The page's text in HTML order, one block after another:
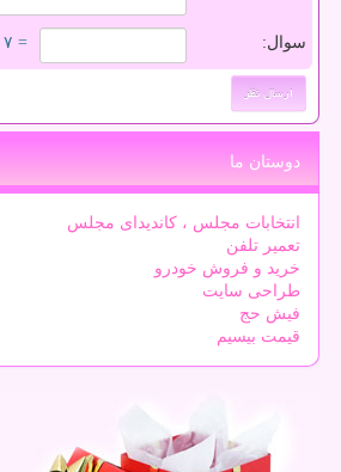
سوال: = ۷ بعلاوه ۳
دوستان ما
انتخابات مجلس ، کاندیدای مجلس
تعمیر تلفن
خرید و فروش خودرو
طراحی سایت
فیش حج
قیمت بیسیم